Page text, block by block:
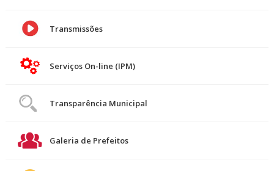
Transmissões
Serviços On-line (IPM)
Transparência Municipal
Galeria de Prefeitos